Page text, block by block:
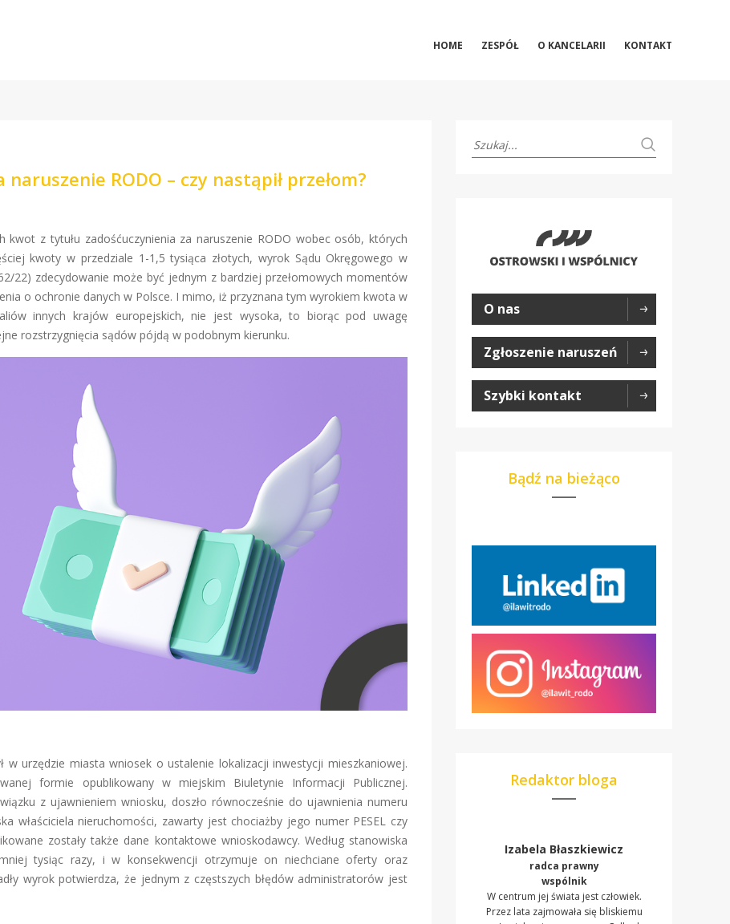
HOME ZESPÓŁ O KANCELARII KONTAKT
RODO – czy nastąpił przełom?
kwot z tytułu zadośćuczynienia za naruszenie RODO wobec osób, których
kwoty w przedziale 1-1,5 tysiąca złotych, wyrok Sądu Okręgowego w
22) zdecydowanie może być jednym z bardziej przełomowych momentów
o ochronie danych w Polsce. I mimo, iż przyznana tym wyrokiem kwota w
innych krajów europejskich, nie jest wysoka, to biorąc pod uwagę
rozstrzygnięcia sądów pójdą w podobnym kierunku.
w urzędzie miasta wniosek o ustalenie lokalizacji inwestycji mieszkaniowej.
formie opublikowany w miejskim Biuletynie Informacji Publicznej.
z ujawnieniem wniosku, doszło równocześnie do ujawnienia numeru
właściciela nieruchomości, zawarty jest chociażby jego numer PESEL czy
zostały także dane kontaktowe wnioskodawcy. Według stanowiska
tysiąc razy, i w konsekwencji otrzymuje on niechciane oferty oraz
wyrok potwierdza, że jednym z częstszych błędów administratorów jest
O nas
Zgłoszenie naruszeń
Szybki kontakt
Bądź na bieżąco
Redaktor bloga
Izabela Błaszkiewicz
radca prawny
wspólnik
W centrum jej świata jest człowiek.
Przez lata zajmowała się bliskiemu